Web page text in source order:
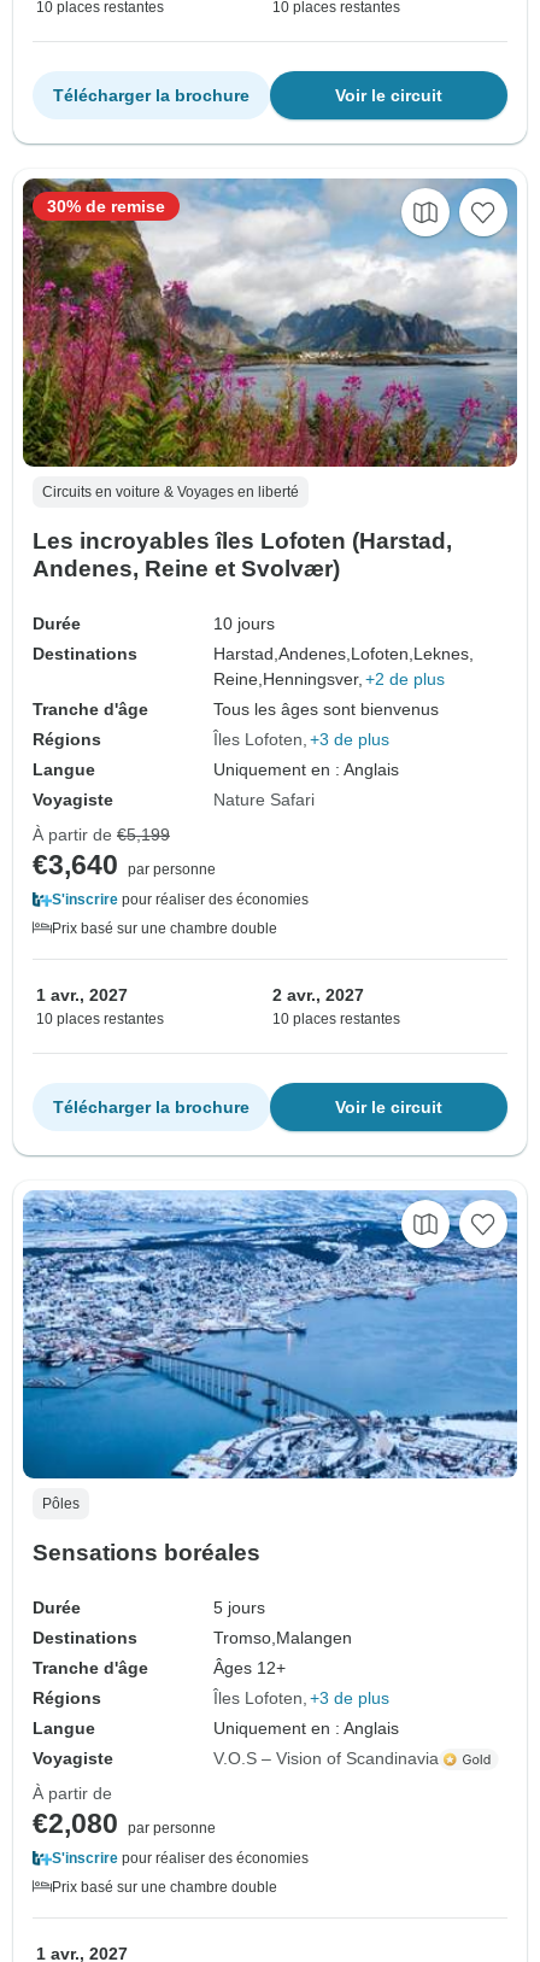
10 places restantes 10 places restantes
Voir le circuit
Télécharger la brochure
Circuits en voiture & Voyages en liberté
Les incroyables îles Lofoten (Harstad,
Andenes, Reine et Svolvær)
Durée
10 jours
Destinations
Harstad,Andenes, Lofoten, Leknes,
Reine, Henningsver, +2 de plus
Tranche d'âge
Tous les âges sont bienvenus
Régions
Îles Lofoten +3 de plus
Langue
Uniquement en : Anglais
Voyagiste
Nature Safari
30% de remise
À partir de €5,199
€3,640
par personne
S'inscrire pour réaliser des économies
Prix basé sur une chambre double
1 avr., 2027
10 places restantes
2 avr., 2027
10 places restantes
Voir le circuit
Télécharger la brochure
Pôles
Sensations boréales
Durée
5 jours
Destinations
Tromso, Malangen
Tranche d'âge
Âges 12+
Régions
Îles Lofoten +3 de plus
Langue
Uniquement en : Anglais
Voyagiste
V.O.S – Vision of Scandinavia
À partir de
€2,080
par personne
S'inscrire pour réaliser des économies
Prix basé sur une chambre double
1 avr., 2027